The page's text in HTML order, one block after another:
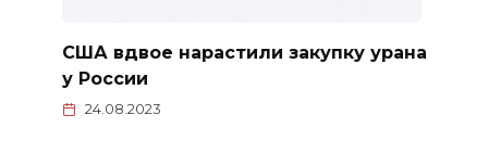
США вдвое нарастили закупку урана
у России
24.08.2023